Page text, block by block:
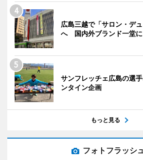
広島三越で「サロン・デ
へ 国内外ブランド一堂に
サンフレッチェ広島の選
ンタイン企画
もっと見る
フォトフラッシ